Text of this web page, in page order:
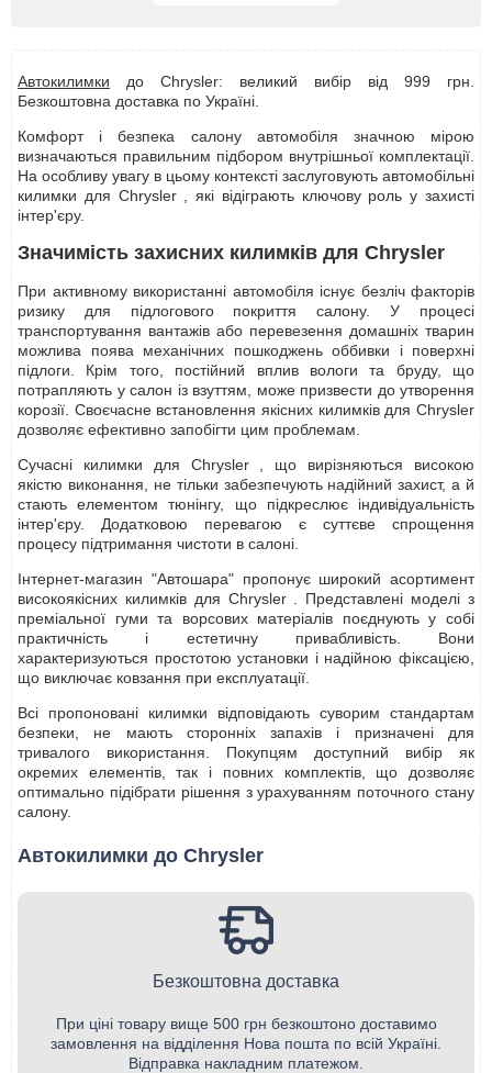
Автокилимки до Chrysler: великий вибір від 999 грн.
Безкоштовна доставка по Україні.
Комфорт і безпека салону автомобіля значною мірою
визначаються правильним підбором внутрішньої комплектації.
На особливу увагу в цьому контексті заслуговують автомобільні
килимки для Chrysler , які відіграють ключову роль у захисті
інтер'єру.
Значимість захисних килимків для Chrysler
При активному використанні автомобіля існує безліч факторів
ризику для підлогового покриття салону. У процесі
транспортування вантажів або перевезення домашніх тварин
можлива поява механічних пошкоджень оббивки і поверхні
підлоги. Крім того, постійний вплив вологи та бруду, що
потрапляють у салон із взуттям, може призвести до утворення
корозії. Своєчасне встановлення якісних килимків для Chrysler
дозволяє ефективно запобігти цим проблемам.
Сучасні килимки для Chrysler , що вирізняються високою
якістю виконання, не тільки забезпечують надійний захист, а й
стають елементом тюнінгу, що підкреслює індивідуальність
інтер'єру. Додатковою перевагою є суттєве спрощення
процесу підтримання чистоти в салоні.
Інтернет-магазин "Автошара" пропонує широкий асортимент
високоякісних килимків для Chrysler . Представлені моделі з
преміальної гуми та ворсових матеріалів поєднують у собі
практичність і естетичну привабливість. Вони
характеризуються простотою установки і надійною фіксацією,
що виключає ковзання при експлуатації.
Всі пропоновані килимки відповідають суворим стандартам
безпеки, не мають сторонніх запахів і призначені для
тривалого використання. Покупцям доступний вибір як
окремих елементів, так і повних комплектів, що дозволяє
оптимально підібрати рішення з урахуванням поточного стану
салону.
Автокилимки до Chrysler
Безкоштовна доставка
При ціні товару вище 500 грн безкоштоно доставимо
замовлення на відділення Нова пошта по всій Україні.
Відправка накладним платежом.